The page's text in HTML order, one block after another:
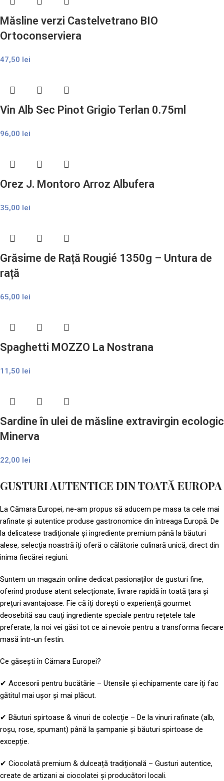
Măsline verzi Castelvetrano BIO
Ortoconserviera
47,50 lei
Vin Alb Sec Pinot Grigio Terlan 0.75ml
96,00 lei
Orez J. Montoro Arroz Albufera
35,00 lei
Grăsime de Rață Rougié 1350g – Untura de
rață
65,00 lei
Spaghetti MOZZO La Nostrana
11,50 lei
Sardine în ulei de măsline extravirgin ecologic
Minerva
22,00 lei
GUSTURI AUTENTICE DIN TOATĂ EUROPA​
La Cămara Europei, ne-am propus să aducem pe masa ta cele mai
rafinate și autentice produse gastronomice din întreaga Europă. De
la delicatese tradiționale și ingrediente premium până la băuturi
alese, selecția noastră îți oferă o călătorie culinară unică, direct din
inima fiecărei regiuni.
Suntem un magazin online dedicat pasionaților de gusturi fine,
oferind produse atent selecționate, livrare rapidă în toată țara și
prețuri avantajoase. Fie că îți dorești o experiență gourmet
deosebită sau cauți ingrediente speciale pentru rețetele tale
preferate, la noi vei găsi tot ce ai nevoie pentru a transforma fiecare
masă într-un festin.
Ce găsești în Cămara Europei?
✔ Accesorii pentru bucătărie – Utensile și echipamente care îți fac
gătitul mai ușor și mai plăcut.
✔ Băuturi spirtoase & vinuri de colecție – De la vinuri rafinate (alb,
roșu, rose, spumant) până la șampanie și băuturi spirtoase de
excepție.
✔ Ciocolată premium & dulceață tradițională – Gusturi autentice,
create de artizani ai ciocolatei și producători locali.